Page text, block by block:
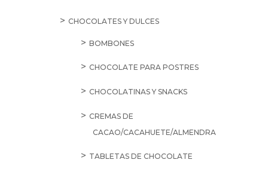
CHOCOLATES Y DULCES
BOMBONES
CHOCOLATE PARA POSTRES
CHOCOLATINAS Y SNACKS
CREMAS DE
CACAO/CACAHUETE/ALMENDRA
TABLETAS DE CHOCOLATE